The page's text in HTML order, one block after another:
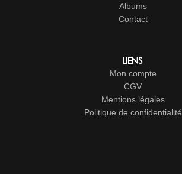
Albums
Contact
LIENS
Mon compte
CGV
Mentions légales
Politique de confidentialité